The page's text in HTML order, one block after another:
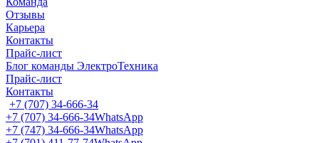
Отзывы
Карьера
Контакты
Прайс-лист
Блог команды ЭлектроТехника
Прайс-лист
Контакты
+7 (707) 34-666-34
+7 (707) 34-666-34WhatsApp
+7 (747) 34-666-34WhatsApp